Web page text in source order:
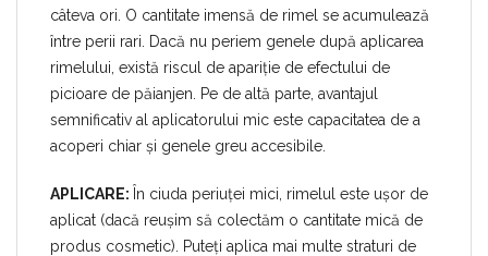
câteva ori. O cantitate imensă de rimel se acumulează
între perii rari. Dacă nu periem genele după aplicarea
rimelului, există riscul de apariție de efectului de
picioare de păianjen. Pe de altă parte, avantajul
semnificativ al aplicatorului mic este capacitatea de a
acoperi chiar și genele greu accesibile.
APLICARE: În ciuda periuței mici, rimelul este ușor de
aplicat (dacă reușim să colectăm o cantitate mică de
produs cosmetic). Puteți aplica mai multe straturi de